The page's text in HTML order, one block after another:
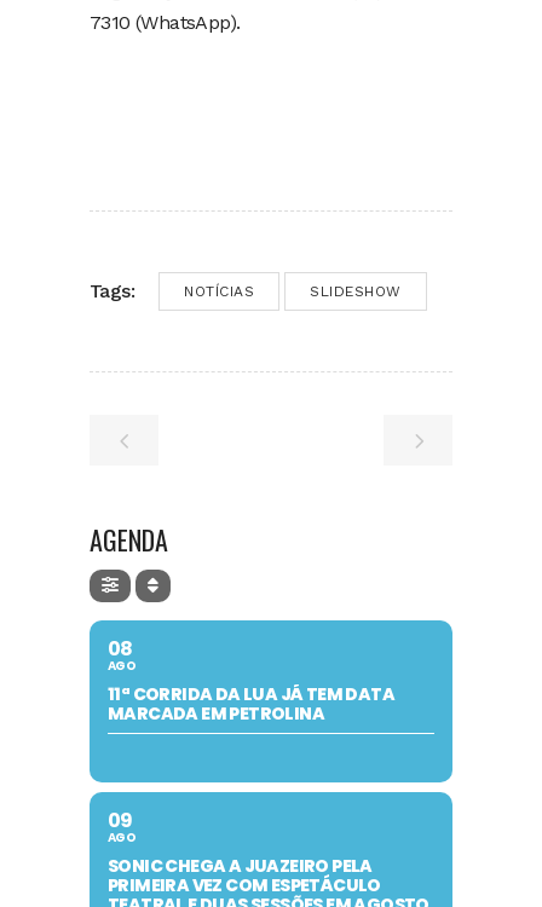
7310 (WhatsApp).
Tags: NOTÍCIAS SLIDESHOW
AGENDA
08
AGO
11ª CORRIDA DA LUA JÁ TEM DATA
MARCADA EM PETROLINA
09
AGO
SONIC CHEGA A JUAZEIRO PELA
PRIMEIRA VEZ COM ESPETÁCULO